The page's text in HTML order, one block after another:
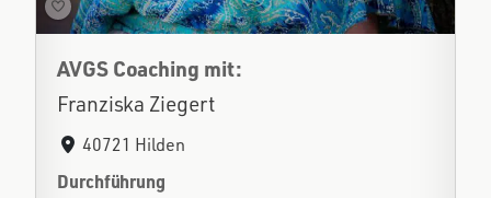
AVGS Coaching mit:
Franziska Ziegert
40721 Hilden
Durchführung